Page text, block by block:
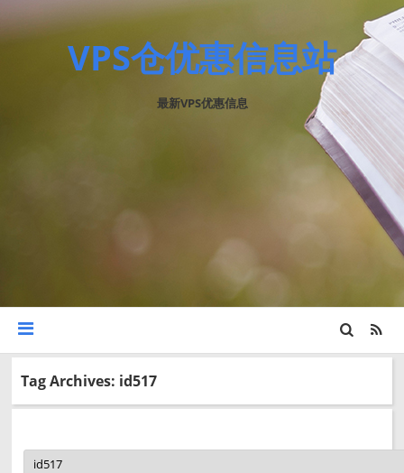
VPS仓优惠信息站
最新VPS优惠信息
Tag Archives: id517